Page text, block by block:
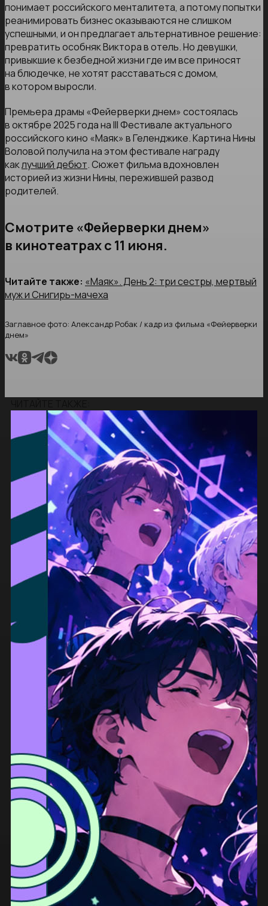
понимает российского менталитета, а потому попытки
реанимировать бизнес оказываются не слишком
успешными, и он предлагает альтернативное решение:
превратить особняк Виктора в отель. Но девушки,
привыкшие к безбедной жизни где им все приносят
на блюдечке, не хотят расставаться с домом,
в котором выросли.
Премьера драмы «Фейерверки днем» состоялась
в октябре 2025 года на III Фестивале актуального
российского кино «Маяк» в Геленджике. Картина Нины
Воловой получила на этом фестивале награду
каклучший дебют. Сюжет фильма вдохновлен
историей из жизни Нины, пережившей развод
родителей.
Смотрите «Фейерверки днем»
в кинотеатрах с 11 июня.
Читайте также: «Маяк». День 2: три сестры, мертвый
муж и Снигирь-мачеха
Заглавное фото: Александр Робак / кадр из фильма «Фейерверки
днем»